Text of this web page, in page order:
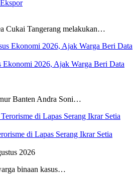
Cukai Tangerang melakukan…
Ekonomi 2026, Ajak Warga Beri Data
Banten Andra Soni…
di Lapas Serang Ikrar Setia
2026
binaan kasus…